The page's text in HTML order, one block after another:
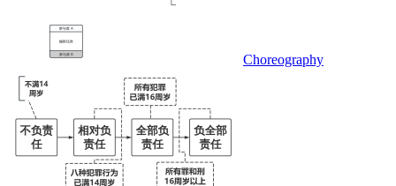
Choreography